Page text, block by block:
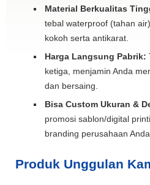
Material Berkualitas
tebal waterproof (tahan
kokoh serta antikarat.
Harga Langsung Pabrik:
ketiga, menjamin Anda
dan bersaing.
Bisa Custom Ukuran &
promosi sablon/digital
branding perusahaan Anda.
Produk Unggulan